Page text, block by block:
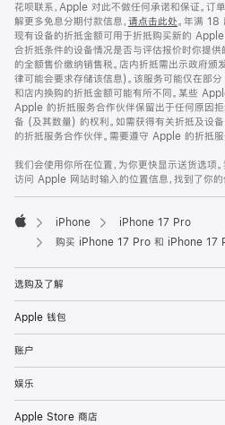
花呗联系，Apple 对此不做任何承诺和保证。订
解更多免息分期付款信息， 请点击此处。年满 18
现有设备的折抵金额可用于折抵购买新的
合折抵条件的设备情况是否与评估报价时你提供
的全额售价缴纳销售税。店内折抵需出示政府
律可能会要求存储该信息)。该服务可能仅在部
和店内换购的折抵金额可能有所不同。某些
Apple 的折抵服务合作伙伴保留出于任何原因
备 (及其数量) 的权利。如需获得有关折抵及设
的折抵服务合作伙伴。需要遵守 Apple 的折抵服
我们会使用你所在位置，为你更快显示送货选项
访问 Apple 网站时输入的位置信息，找到了你的
Apple
iPhone
iPhone 17 Pro
购买 iPhone 17 Pro 和 iPhone 17
选购及了解
Apple 钱包
账户
娱乐
Apple Store 商店